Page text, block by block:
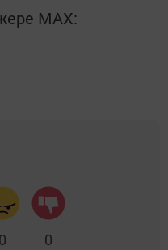
MАХ:
0 0